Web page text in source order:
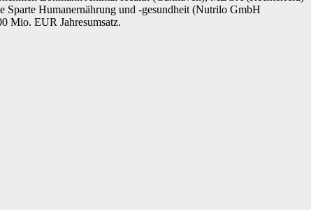
Sparte Humanernährung und -gesundheit (Nutrilo GmbH
Mio. EUR Jahresumsatz.